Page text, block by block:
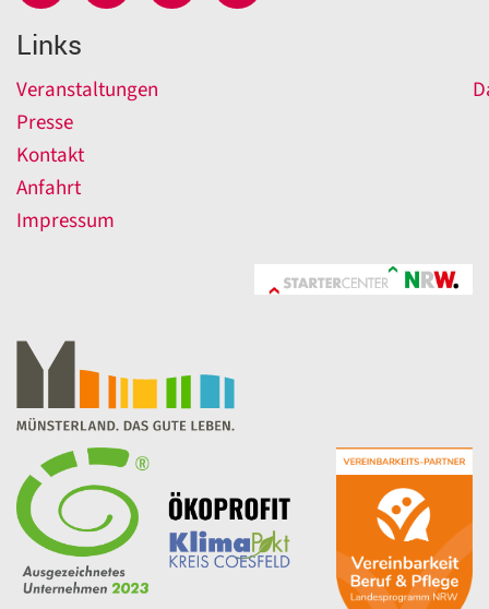
Links
Veranstaltungen
Presse
Kontakt
Anfahrt
Impressum